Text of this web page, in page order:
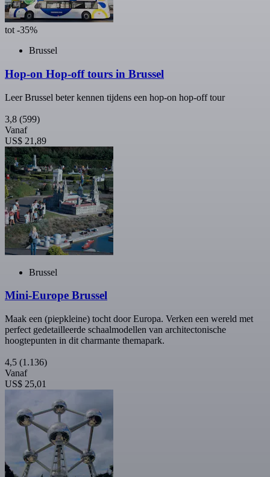
tot -35%
Brussel
Hop-on Hop-off tours in Brussel
Leer Brussel beter kennen tijdens een hop-on hop-off tour
3,8 (599)
Vanaf
US$ 21,89
Brussel
Mini-Europe Brussel
Maak een (piepkleine) tocht door Europa. Verken een wereld met
perfect gedetailleerde schaalmodellen van architectonische
hoogtepunten in dit charmante themapark.
4,5 (1.136)
Vanaf
US$ 25,01